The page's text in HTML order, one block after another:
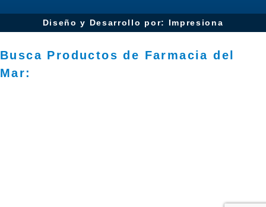
Diseño y Desarrollo por: Impresiona​
Busca Productos de Farmacia del
Mar: